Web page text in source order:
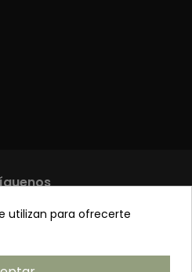
utilizan para ofrecerte